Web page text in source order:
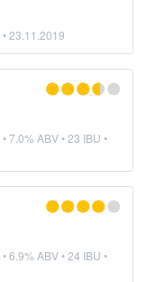
•23.11.2019
• 7.0% ABV • 23 IBU •
• 6.9% ABV • 24 IBU •